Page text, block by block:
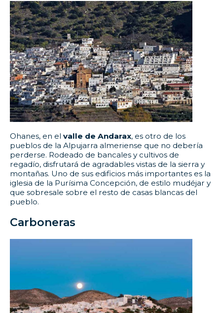
Ohanes, en elvalle de Andarax, es otro de los
pueblos de la Alpujarra almeriense que no debería
perderse. Rodeado de bancales y cultivos de
regadío, disfrutará de agradables vistas de la sierra y
montañas. Uno de sus edificios más importantes es la
iglesia de la Purísima Concepción, de estilo mudéjar y
que sobresale sobre el resto de casas blancas del
pueblo.
Carboneras